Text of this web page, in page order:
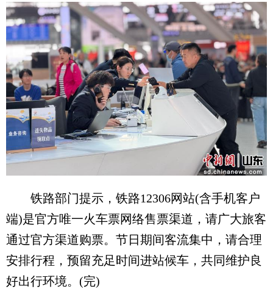
铁路部门提示，铁路12306网站(含手机客户
端)是官方唯一火车票网络售票渠道，请广大旅客
通过官方渠道购票。节日期间客流集中，请合理
安排行程，预留充足时间进站候车，共同维护良
好出行环境。(完)